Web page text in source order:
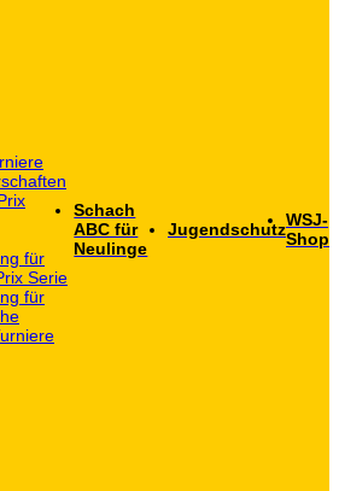
für
Serie
für
Schach
ABC für
Neulinge
JugendschutzWSJ-
Shop